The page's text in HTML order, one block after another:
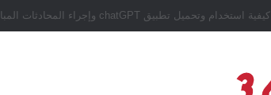
رئيس نادي طرابزون سبور يؤكد على أهمية دور تريزيجيه